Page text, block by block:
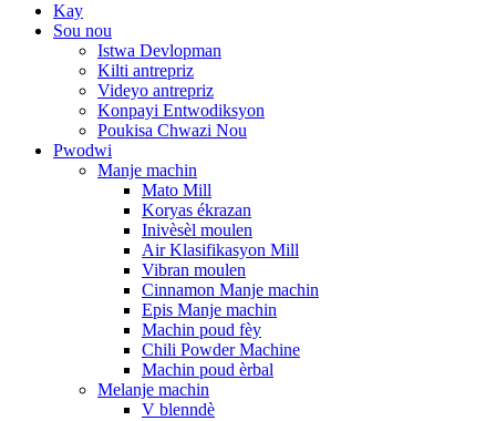
Kay
Sou nou
Istwa Devlopman
Kilti antrepriz
Videyo antrepriz
Konpayi Entwodiksyon
Poukisa Chwazi Nou
Pwodwi
Manje machin
Mato Mill
Koryas ékrazan
Inivèsèl moulen
Air Klasifikasyon Mill
Vibran moulen
Cinnamon Manje machin
Epis Manje machin
Machin poud fèy
Chili Powder Machine
Machin poud èrbal
Melanje machin
V blenndè